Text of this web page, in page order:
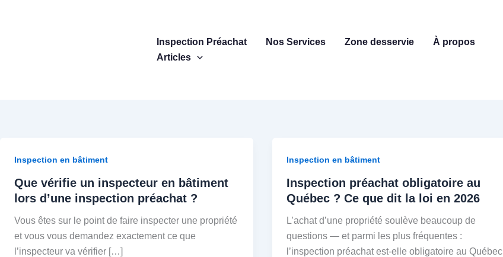
Inspection Préachat Nos Services Zone desservie
À propos
Articles
Inspection en bâtiment
Que vérifie un inspecteur en bâtiment
lors d’une inspection préachat ?
Vous êtes sur le point de faire inspecter une propriété
et vous vous demandez exactement ce que
l’inspecteur va vérifier […]
Inspection en bâtiment
Inspection préachat obligatoire au
Québec ? Ce que dit la loi en 2026
L’achat d’une propriété soulève beaucoup de
questions — et parmi les plus fréquentes :
l’inspection préachat est-elle obligatoire au Québec